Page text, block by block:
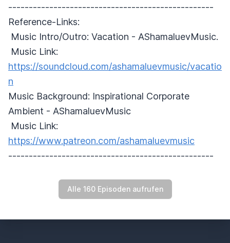
--------------------------------------------------
Reference-Links:
Music Intro/Outro: Vacation - AShamaluevMusic.
Music Link:
https://soundcloud.com/ashamaluevmusic/vacatio
n
Music Background: Inspirational Corporate
Ambient - AShamaluevMusic
Music Link:
https://www.patreon.com/ashamaluevmusic
--------------------------------------------------
Alle 160 Episoden aufrufen